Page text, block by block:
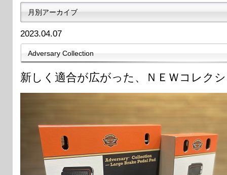
月別アーカイブ
2023.04.07
Adversary Collection
新しく適合が広がった、ＮＥＷコレク